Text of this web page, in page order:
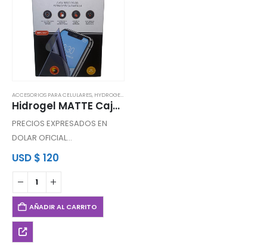
ACCESORIOS PARA CELULARES, HYDROGEL Y MÁQUINAS
Hidrogel MATTE Caja X 50pcs
PRECIOS EXPRESADOS EN
DOLAR OFICIAL
SMARFILM CAJA X 50
Caja X 50 Unidades
Smartfilm
Matte Haxly
USD $ 120
AÑADIR AL CARRITO